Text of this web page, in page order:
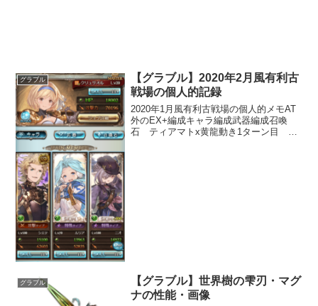
グラブル
【グラブル】2020年2月風有利古
戦場の個人的記録
2020年1月風有利古戦場の個人的メモAT
外のEX+編成キャラ編成武器編成召喚
石 ティアマトx黄龍動き1ターン目 主
グラブル
【グラブル】世界樹の雫刃・マグ
ナの性能・画像